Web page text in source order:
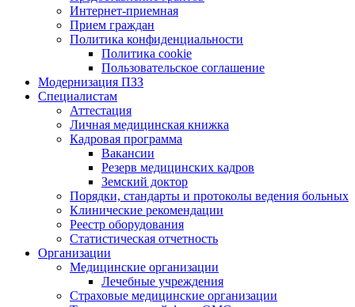
Интернет-приемная
Прием граждан
Политика конфиденциальности
Политика cookie
Пользовательское соглашение
Модернизация ПЗЗ
Специалистам
Аттестация
Личная медицинская книжка
Кадровая программа
Вакансии
Резерв медицинских кадров
Земский доктор
Порядки, стандарты и протоколы ведения больных
Клинические рекомендации
Реестр оборудования
Статистическая отчетность
Организации
Медицинские организации
Лечебные учреждения
Страховые медицинские организации